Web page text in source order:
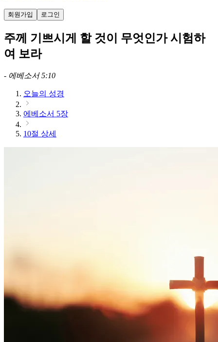
회원가입 로그인
주께 기쁘시게 할 것이 무엇인가 시험하
여 보라
- 에베소서 5:10
오늘의 성경
에베소서 5장
10절 상세